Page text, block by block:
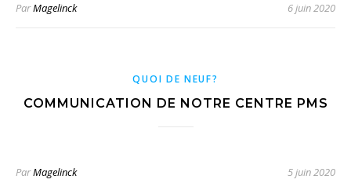
ParMagelinck 6 juin 2020
QUOI DE NEUF?
COMMUNICATION DE NOTRE CENTRE PMS
ParMagelinck 5 juin 2020